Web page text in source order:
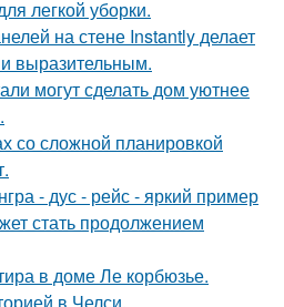
легкой уборки.
на стене Instantly делает
выразительным.
могут сделать дом уютнее
со сложной планировкой
- дус - рейс - яркий пример
стать продолжением
в доме Ле корбюзье.